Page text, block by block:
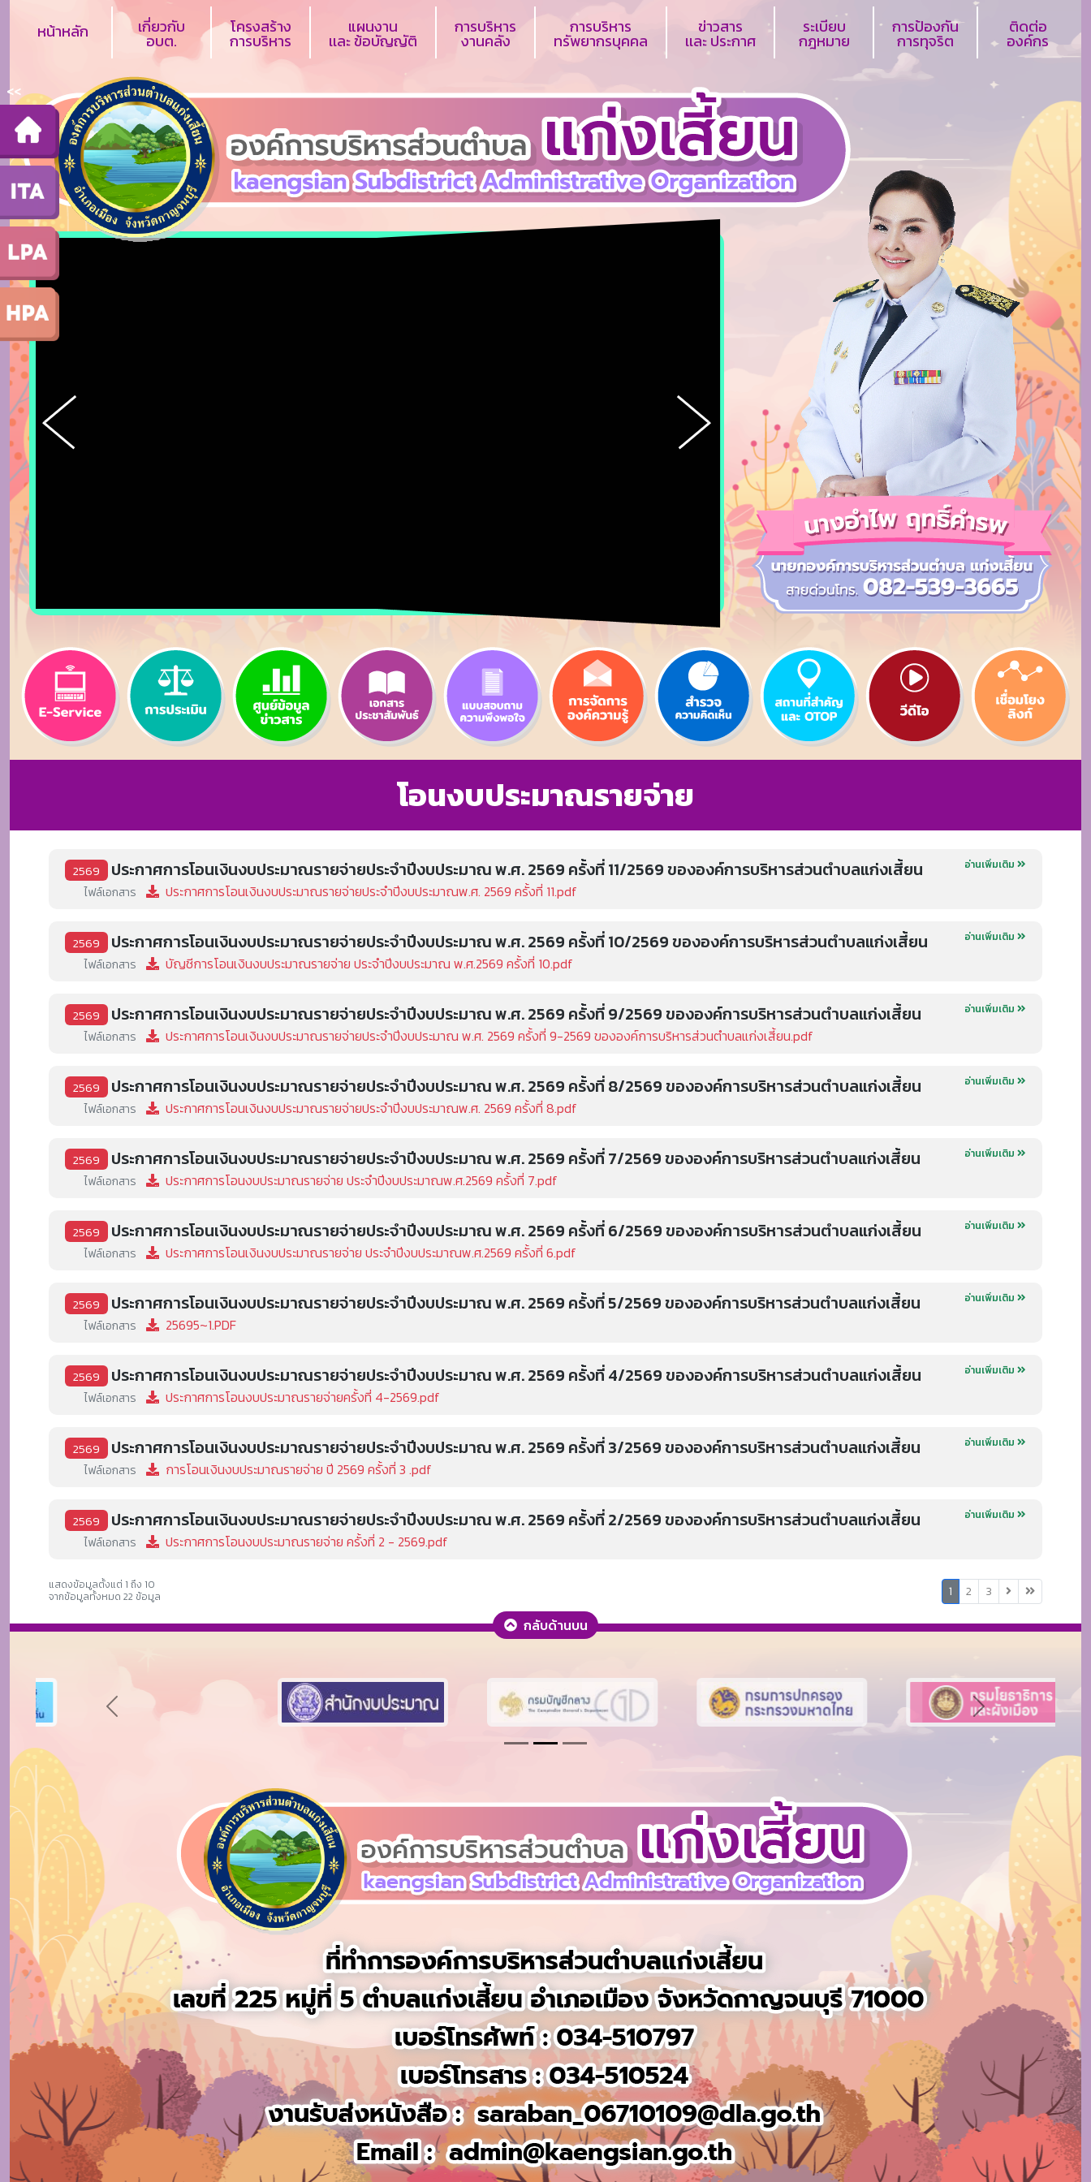
<<
หน้าหลัก เกี่ยวกับ
อบต.
โครงสร้าง
การบริหาร
แผนงาน
เเละ ข้อบัญญัติ
การบริหาร
งานคลัง
การบริหาร
ทรัพยากรบุคคล
ข่าวสาร
เเละ ประกาศ
ระเบียบ
กฎหมาย
การป้องกัน
การทุจริต
ติดต่อ
องค์กร
โอนงบประมาณรายจ่าย
2569 ประกาศการโอนเงินงบประมาณรายจ่ายประจำปีงบประมาณ พ.ศ. 2569 ครั้งที่ 11/2569 ขององค์การบริหารส่วนตำบลแก่งเสี้ยน อ่านเพิ่มเติม
ไฟล์เอกสาร ประกาศการโอนเงินงบประมาณรายจ่ายประจำปีงบประมาณพ.ศ. 2569 ครั้งที่ 11.pdf
2569 ประกาศการโอนเงินงบประมาณรายจ่ายประจำปีงบประมาณ พ.ศ. 2569 ครั้งที่ 10/2569 ขององค์การบริหารส่วนตำบลแก่งเสี้ยน อ่านเพิ่มเติม
ไฟล์เอกสาร บัญชีการโอนเงินงบประมาณรายจ่าย ประจำปีงบประมาณ พ.ศ.2569 ครั้งที่ 10.pdf
2569 ประกาศการโอนเงินงบประมาณรายจ่ายประจำปีงบประมาณ พ.ศ. 2569 ครั้งที่ 9/2569 ขององค์การบริหารส่วนตำบลแก่งเสี้ยน อ่านเพิ่มเติม
ไฟล์เอกสาร ประกาศการโอนเงินงบประมาณรายจ่ายประจำปีงบประมาณ พ.ศ. 2569 ครั้งที่ 9-2569 ขององค์การบริหารส่วนตำบลแก่งเสี้ยน.pdf
2569 ประกาศการโอนเงินงบประมาณรายจ่ายประจำปีงบประมาณ พ.ศ. 2569 ครั้งที่ 8/2569 ขององค์การบริหารส่วนตำบลแก่งเสี้ยน อ่านเพิ่มเติม
ไฟล์เอกสาร ประกาศการโอนเงินงบประมาณรายจ่ายประจำปีงบประมาณพ.ศ. 2569 ครั้งที่ 8.pdf
2569 ประกาศการโอนเงินงบประมาณรายจ่ายประจำปีงบประมาณ พ.ศ. 2569 ครั้งที่ 7/2569 ขององค์การบริหารส่วนตำบลแก่งเสี้ยน อ่านเพิ่มเติม
ไฟล์เอกสาร ประกาศการโอนงบประมาณรายจ่าย ประจำปีงบประมาณพ.ศ.2569 ครั้งที่ 7.pdf
2569 ประกาศการโอนเงินงบประมาณรายจ่ายประจำปีงบประมาณ พ.ศ. 2569 ครั้งที่ 6/2569 ขององค์การบริหารส่วนตำบลแก่งเสี้ยน อ่านเพิ่มเติม
ไฟล์เอกสาร ประกาศการโอนเงินงบประมาณรายจ่าย ประจำปีงบประมาณพ.ศ.2569 ครั้งที่ 6.pdf
2569 ประกาศการโอนเงินงบประมาณรายจ่ายประจำปีงบประมาณ พ.ศ. 2569 ครั้งที่ 5/2569 ขององค์การบริหารส่วนตำบลแก่งเสี้ยน อ่านเพิ่มเติม
ไฟล์เอกสาร 25695~1.PDF
2569 ประกาศการโอนเงินงบประมาณรายจ่ายประจำปีงบประมาณ พ.ศ. 2569 ครั้งที่ 4/2569 ขององค์การบริหารส่วนตำบลแก่งเสี้ยน อ่านเพิ่มเติม
ไฟล์เอกสาร ประกาศการโอนงบประมาณรายจ่ายครั้งที่ 4-2569.pdf
2569 ประกาศการโอนเงินงบประมาณรายจ่ายประจำปีงบประมาณ พ.ศ. 2569 ครั้งที่ 3/2569 ขององค์การบริหารส่วนตำบลแก่งเสี้ยน อ่านเพิ่มเติม
ไฟล์เอกสาร การโอนเงินงบประมาณรายจ่าย ปี 2569 ครั้งที่ 3 .pdf
2569 ประกาศการโอนเงินงบประมาณรายจ่ายประจำปีงบประมาณ พ.ศ. 2569 ครั้งที่ 2/2569 ขององค์การบริหารส่วนตำบลแก่งเสี้ยน อ่านเพิ่มเติม
ไฟล์เอกสาร ประกาศการโอนงบประมาณรายจ่าย ครั้งที่ 2 - 2569.pdf
แสดงข้อมูลตั้งแต่ 1 ถึง 10
จากข้อมูลทั้งหมด 22 ข้อมูล
1
c
u
e
n
t
)
2 3
กลับด้านบน
Previous Next